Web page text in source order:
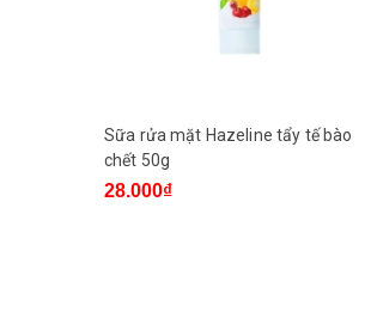
Sữa rửa mặt Hazeline tẩy tế bào
chết 50g
28.000₫